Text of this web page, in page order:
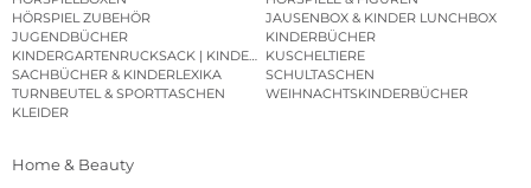
HÖRSPIEL ZUBEHÖR
JAUSENBOX & KINDER LUNCHBOX
JUGENDBÜCHER
KINDERBÜCHER
KINDERGARTENRUCKSACK | KINDERGARTENBEUTEL
KUSCHELTIERE
SACHBÜCHER & KINDERLEXIKA
SCHULTASCHEN
TURNBEUTEL & SPORTTASCHEN
WEIHNACHTSKINDERBÜCHER
KLEIDER
Home & Beauty